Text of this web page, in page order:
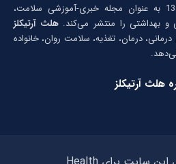
از سال 1396 به عنوان مجله خبری-آموزشی سلامت،
و بهداشتی را منتشر می‌کند.هلث آرتیکلز
درمان، تغذیه، سلامت روان، خانواده
هلث آرتیکلز